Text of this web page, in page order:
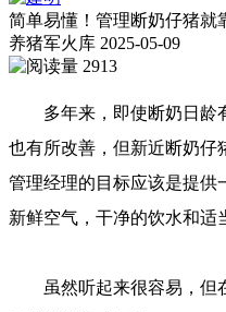
简单易懂！管理断奶仔猪就
养猪军火库 2025-05-09
2913
多年来，即使断奶日龄
也有所改善，但新近断奶仔
管理经理的目标应该是提供
新鲜空气，干净的饮水和适
虽然听起来很容易，但